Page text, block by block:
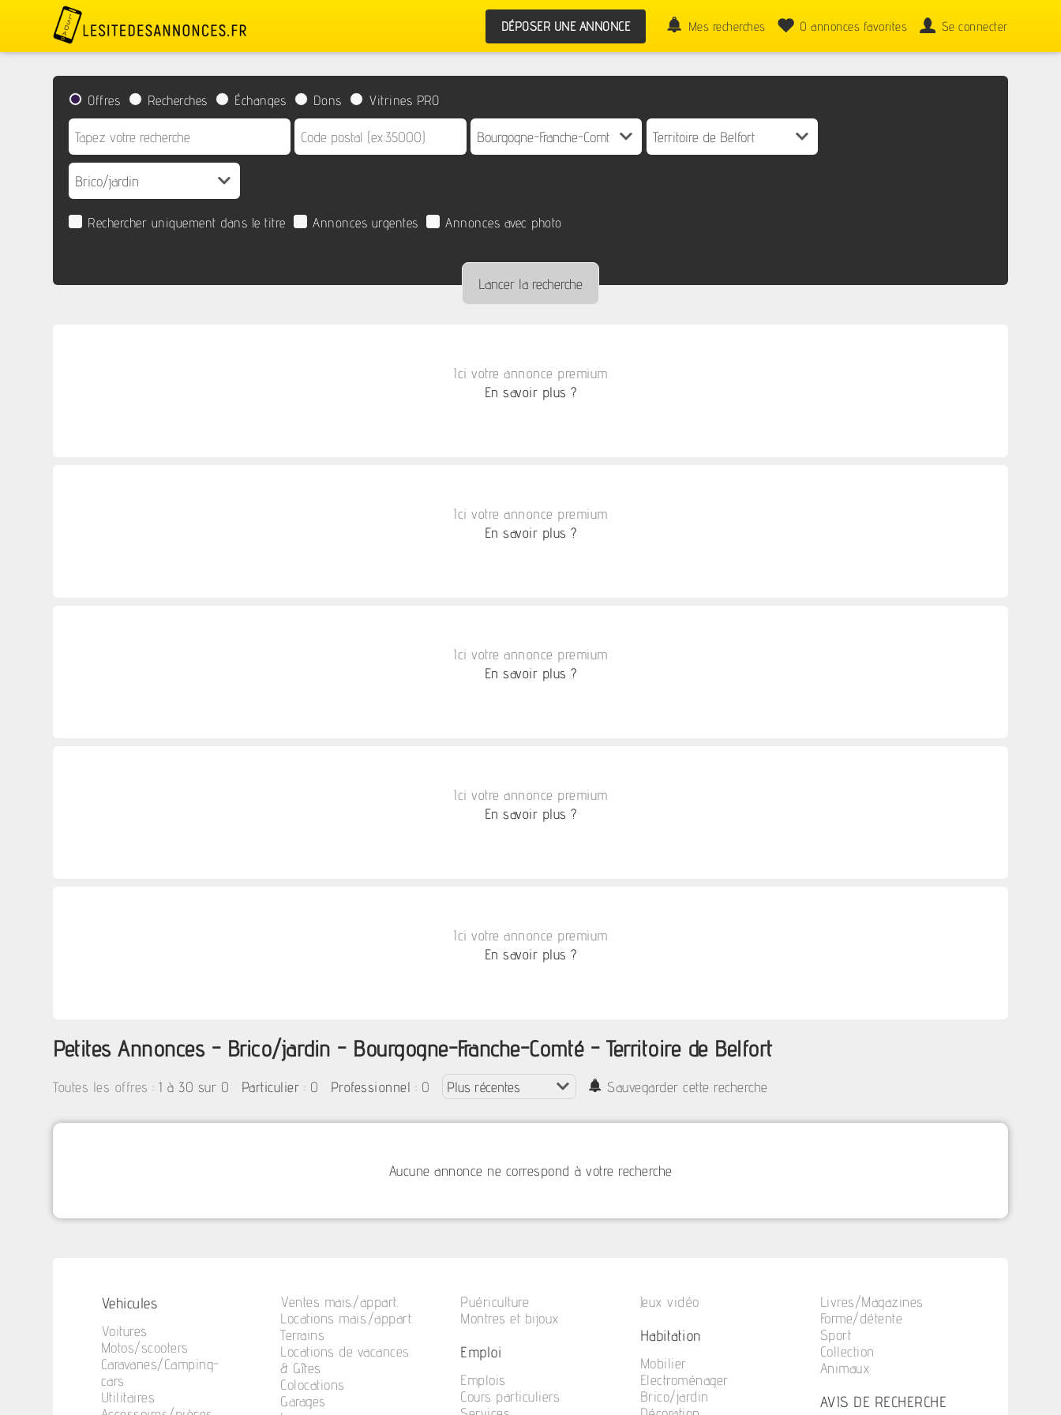
DÉPOSER UNE ANNONCE Mes recherches 0 annonces favorites Se connecter
Offres Recherches Échanges Dons Vitrines PRO
Rechercher uniquement dans le titre Annonces urgentes Annonces avec photo
Ici votre annonce premium
En savoir plus ?
Ici votre annonce premium
En savoir plus ?
Ici votre annonce premium
En savoir plus ?
Ici votre annonce premium
En savoir plus ?
Ici votre annonce premium
En savoir plus ?
Petites Annonces - Brico/jardin - Bourgogne-Franche-Comté - Territoire de Belfort
Toutes les offres :1 à 30 sur 0 Particulier : 0 Professionnel : 0 Sauvegarder cette recherche
Aucune annonce ne correspond à votre recherche
Vehicules
Voitures
Motos/scooters
Caravanes/Camping-
cars
Utilitaires
Ventes mais./appart.
Locations mais./appart.
Terrains
Locations de vacances
& Gîtes
Colocations
Garages
Puériculture
Montres et bijoux
Emploi
Emplois
Cours particuliers
Jeux vidéo
Habitation
Mobilier
Electroménager
Brico/jardin
Livres/Magazines
Forme/détente
Sport
Collection
Animaux
AVIS DE RECHERCHE